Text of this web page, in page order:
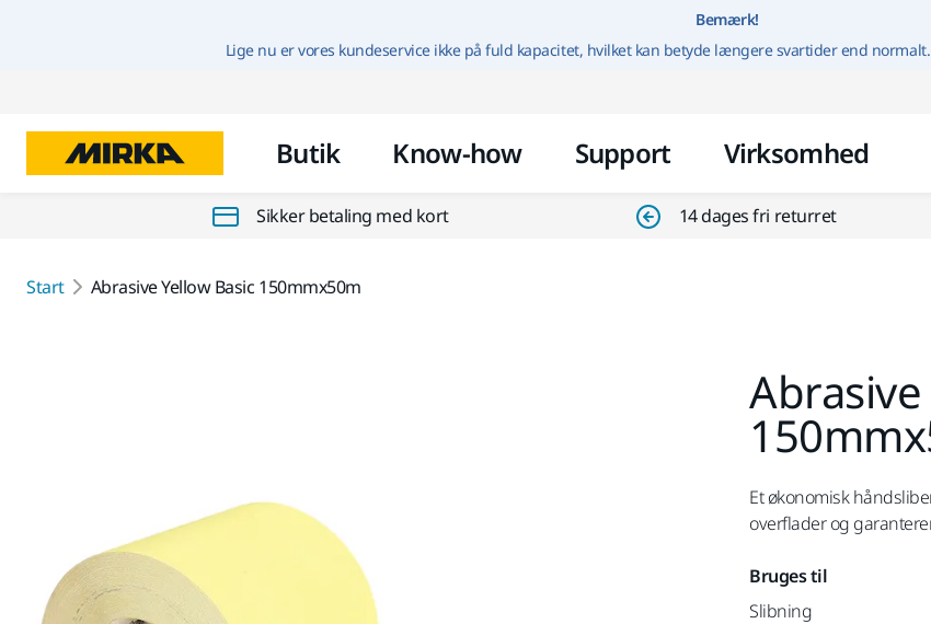
Gå til indhold
Bemærk!
Lige nu er vores kundeservice ikke på fuld kapacitet, hvilket kan betyde længere svartider end
Butik Know-how Support Virksomhed
Sikker betaling med kort 14 dages fri returret
Start Abrasive Yellow Basic 150mmx50m
Abrasive
Et økonomisk
overflader og
Bruges til
Slibning